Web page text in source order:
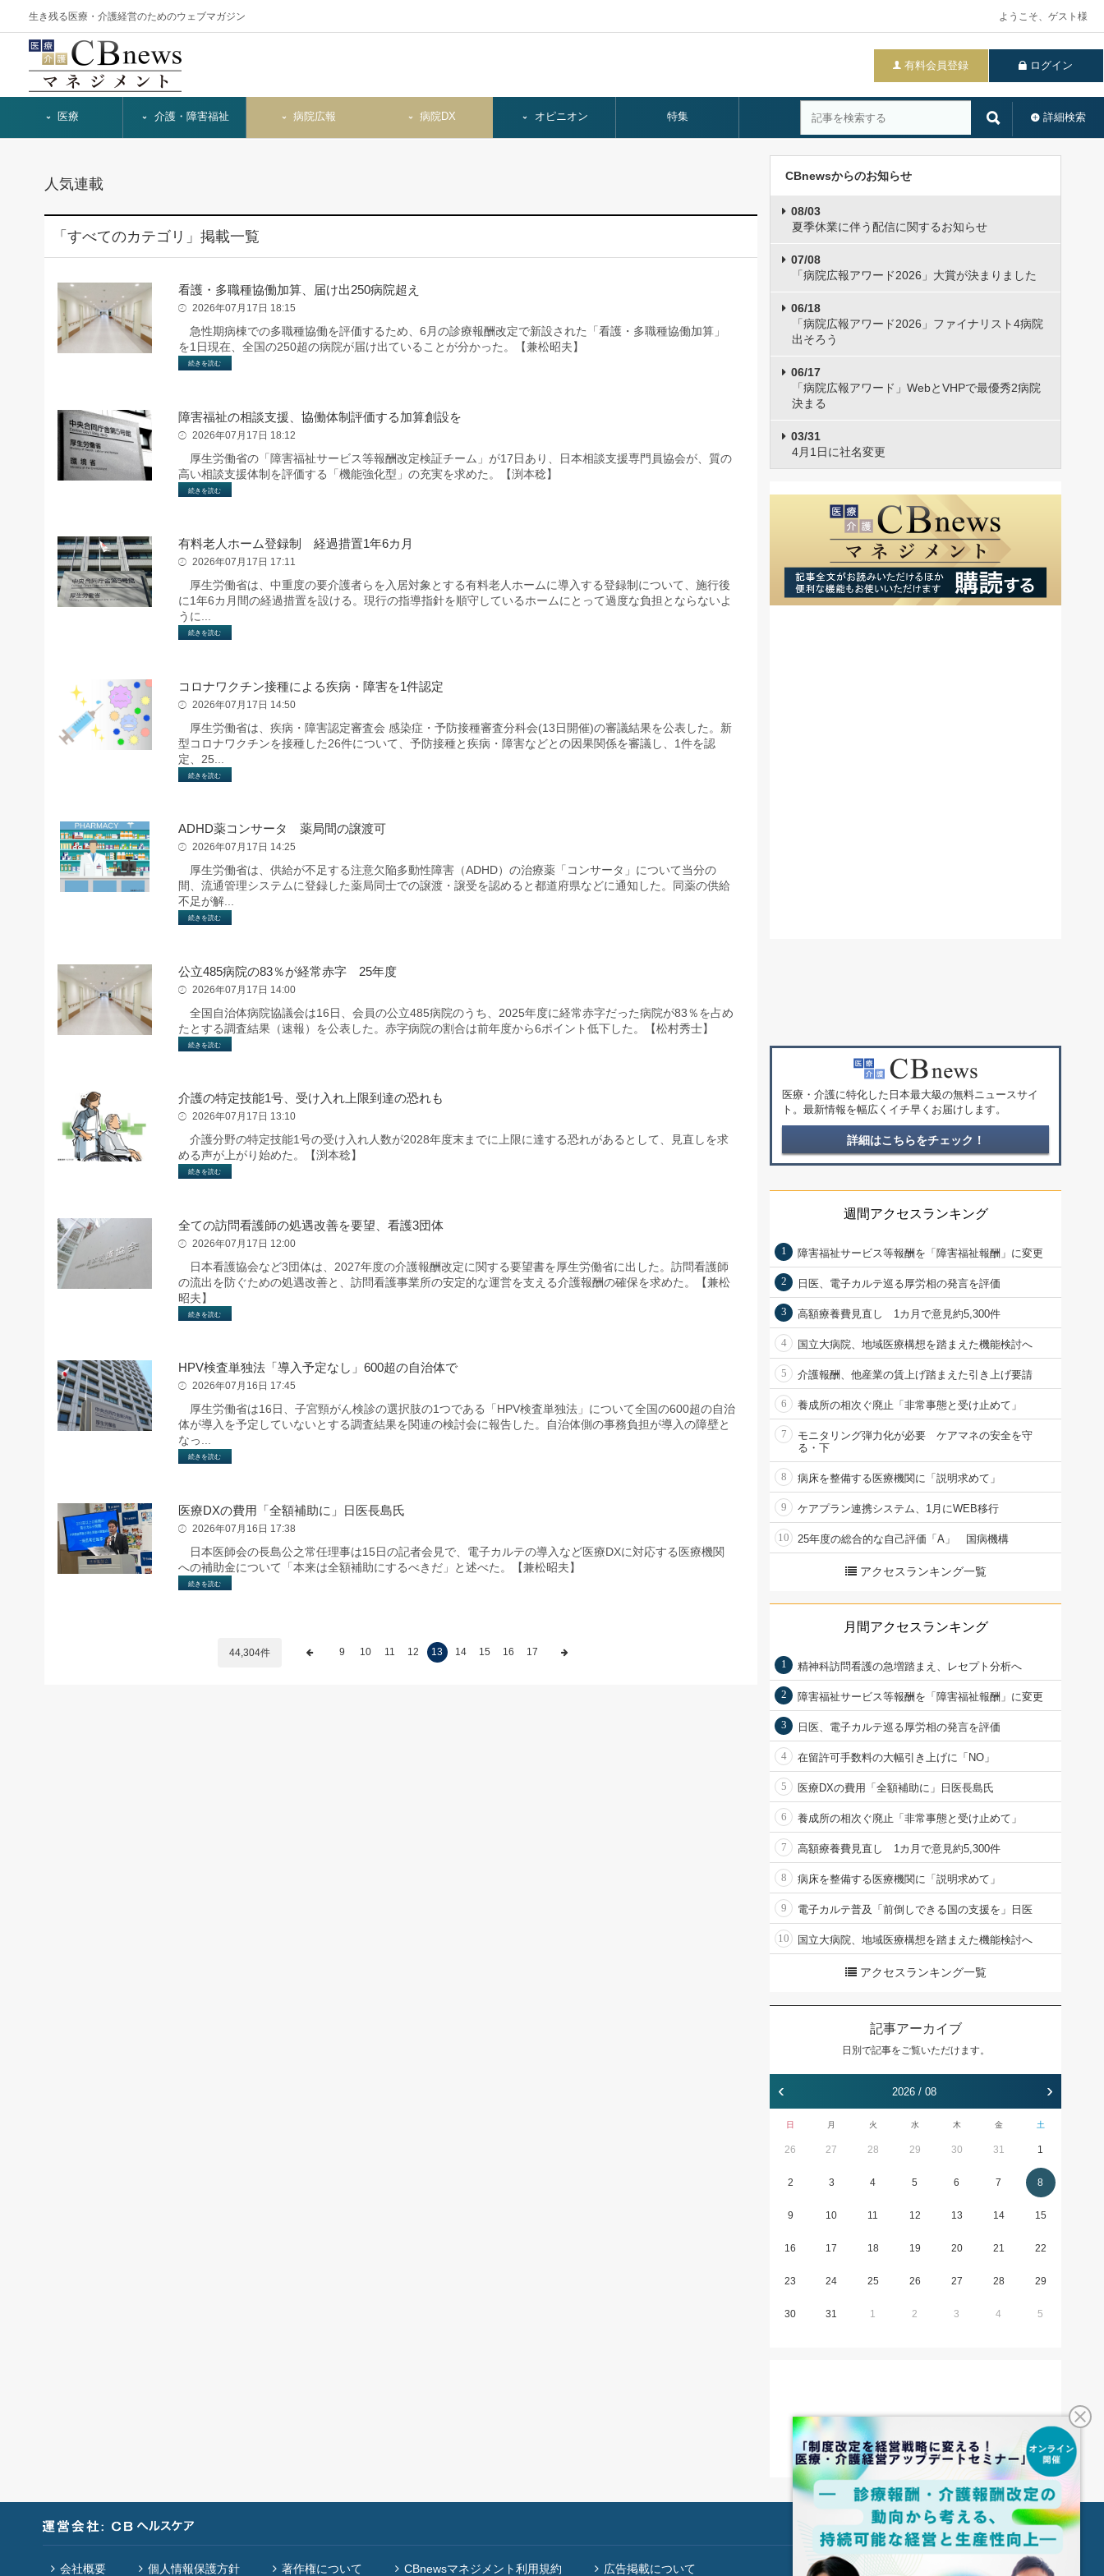
生き残る医療・介護経営のためのウェブマガジン ようこそ、ゲスト様
有料会員登録 ログイン
詳細検索
医療 介護・障害福祉 病院広報 病院DX オピニオン 特集
人気連載
「すべてのカテゴリ」掲載一覧
看護・多職種協働加算、届け出250病院超え
2026年07月17日 18:15
急性期病棟での多職種協働を評価するため、6月の診療報酬改定で新設された「看護・多職種協働加算」
を1日現在、全国の250超の病院が届け出ていることが分かった。【兼松昭夫】
続きを読む
障害福祉の相談支援、協働体制評価する加算創設を
2026年07月17日 18:12
厚生労働省の「障害福祉サービス等報酬改定検証チーム」が17日あり、日本相談支援専門員協会が、質の
高い相談支援体制を評価する「機能強化型」の充実を求めた。【渕本稔】
続きを読む
有料老人ホーム登録制 経過措置1年6カ月
2026年07月17日 17:11
厚生労働省は、中重度の要介護者らを入居対象とする有料老人ホームに導入する登録制について、施行後
に1年6カ月間の経過措置を設ける。現行の指導指針を順守しているホームにとって過度な負担とならないよ
うに...
続きを読む
コロナワクチン接種による疾病・障害を1件認定
2026年07月17日 14:50
厚生労働省は、疾病・障害認定審査会 感染症・予防接種審査分科会(13日開催)の審議結果を公表した。新
型コロナワクチンを接種した26件について、予防接種と疾病・障害などとの因果関係を審議し、1件を認
定、25...
続きを読む
ADHD薬コンサータ 薬局間の譲渡可
2026年07月17日 14:25
厚生労働省は、供給が不足する注意欠陥多動性障害（ADHD）の治療薬「コンサータ」について当分の
間、流通管理システムに登録した薬局同士での譲渡・譲受を認めると都道府県などに通知した。同薬の供給
不足が解...
続きを読む
公立485病院の83％が経常赤字 25年度
2026年07月17日 14:00
全国自治体病院協議会は16日、会員の公立485病院のうち、2025年度に経常赤字だった病院が83％を占め
たとする調査結果（速報）を公表した。赤字病院の割合は前年度から6ポイント低下した。【松村秀士】
続きを読む
介護の特定技能1号、受け入れ上限到達の恐れも
2026年07月17日 13:10
介護分野の特定技能1号の受け入れ人数が2028年度末までに上限に達する恐れがあるとして、見直しを求
める声が上がり始めた。【渕本稔】
続きを読む
全ての訪問看護師の処遇改善を要望、看護3団体
2026年07月17日 12:00
日本看護協会など3団体は、2027年度の介護報酬改定に関する要望書を厚生労働省に出した。訪問看護師
の流出を防ぐための処遇改善と、訪問看護事業所の安定的な運営を支える介護報酬の確保を求めた。【兼松
昭夫】
続きを読む
HPV検査単独法「導入予定なし」600超の自治体で
2026年07月16日 17:45
厚生労働省は16日、子宮頸がん検診の選択肢の1つである「HPV検査単独法」について全国の600超の自治
体が導入を予定していないとする調査結果を関連の検討会に報告した。自治体側の事務負担が導入の障壁と
なっ...
続きを読む
医療DXの費用「全額補助に」日医長島氏
2026年07月16日 17:38
日本医師会の長島公之常任理事は15日の記者会見で、電子カルテの導入など医療DXに対応する医療機関
への補助金について「本来は全額補助にするべきだ」と述べた。【兼松昭夫】
続きを読む
44,304件 9 10 11 12 13 14 15 16 17
CBnewsからのお知らせ
08/03
夏季休業に伴う配信に関するお知らせ
07/08
「病院広報アワード2026」大賞が決まりました
06/18
「病院広報アワード2026」ファイナリスト4病院
出そろう
06/17
「病院広報アワード」WebとVHPで最優秀2病院
決まる
03/31
4月1日に社名変更
医療・介護に特化した日本最大級の無料ニュースサイ
ト。最新情報を幅広くイチ早くお届けします。
詳細はこちらをチェック！
週間アクセスランキング
1 障害福祉サービス等報酬を「障害福祉報酬」に変更
2 日医、電子カルテ巡る厚労相の発言を評価
3 高額療養費見直し 1カ月で意見約5,300件
4 国立大病院、地域医療構想を踏まえた機能検討へ
5 介護報酬、他産業の賃上げ踏まえた引き上げ要請
6 養成所の相次ぐ廃止「非常事態と受け止めて」
7
モニタリング弾力化が必要 ケアマネの安全を守
る・下
8 病床を整備する医療機関に「説明求めて」
9 ケアプラン連携システム、1月にWEB移行
10 25年度の総合的な自己評価「A」 国病機構
アクセスランキング一覧
月間アクセスランキング
1 精神科訪問看護の急増踏まえ、レセプト分析へ
2 障害福祉サービス等報酬を「障害福祉報酬」に変更
3 日医、電子カルテ巡る厚労相の発言を評価
4 在留許可手数料の大幅引き上げに「NO」
5 医療DXの費用「全額補助に」日医長島氏
6 養成所の相次ぐ廃止「非常事態と受け止めて」
7 高額療養費見直し 1カ月で意見約5,300件
8 病床を整備する医療機関に「説明求めて」
9 電子カルテ普及「前倒しできる国の支援を」日医
10 国立大病院、地域医療構想を踏まえた機能検討へ
アクセスランキング一覧
記事アーカイブ
日別で記事をご覧いただけます。
‹ 2026 / 08 ›
日 月 火 水 木 金 土
26 27 28 29 30 31 1
2 3 4 5 6 7 8
9 10 11 12 13 14 15
16 17 18 19 20 21 22
23 24 25 26 27 28 29
30 31 1 2 3 4 5
会社概要 個人情報保護方針 著作権について CBnewsマネジメント利用規約 広告掲載について